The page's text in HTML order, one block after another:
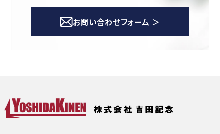
お問い合わせフォーム ＞